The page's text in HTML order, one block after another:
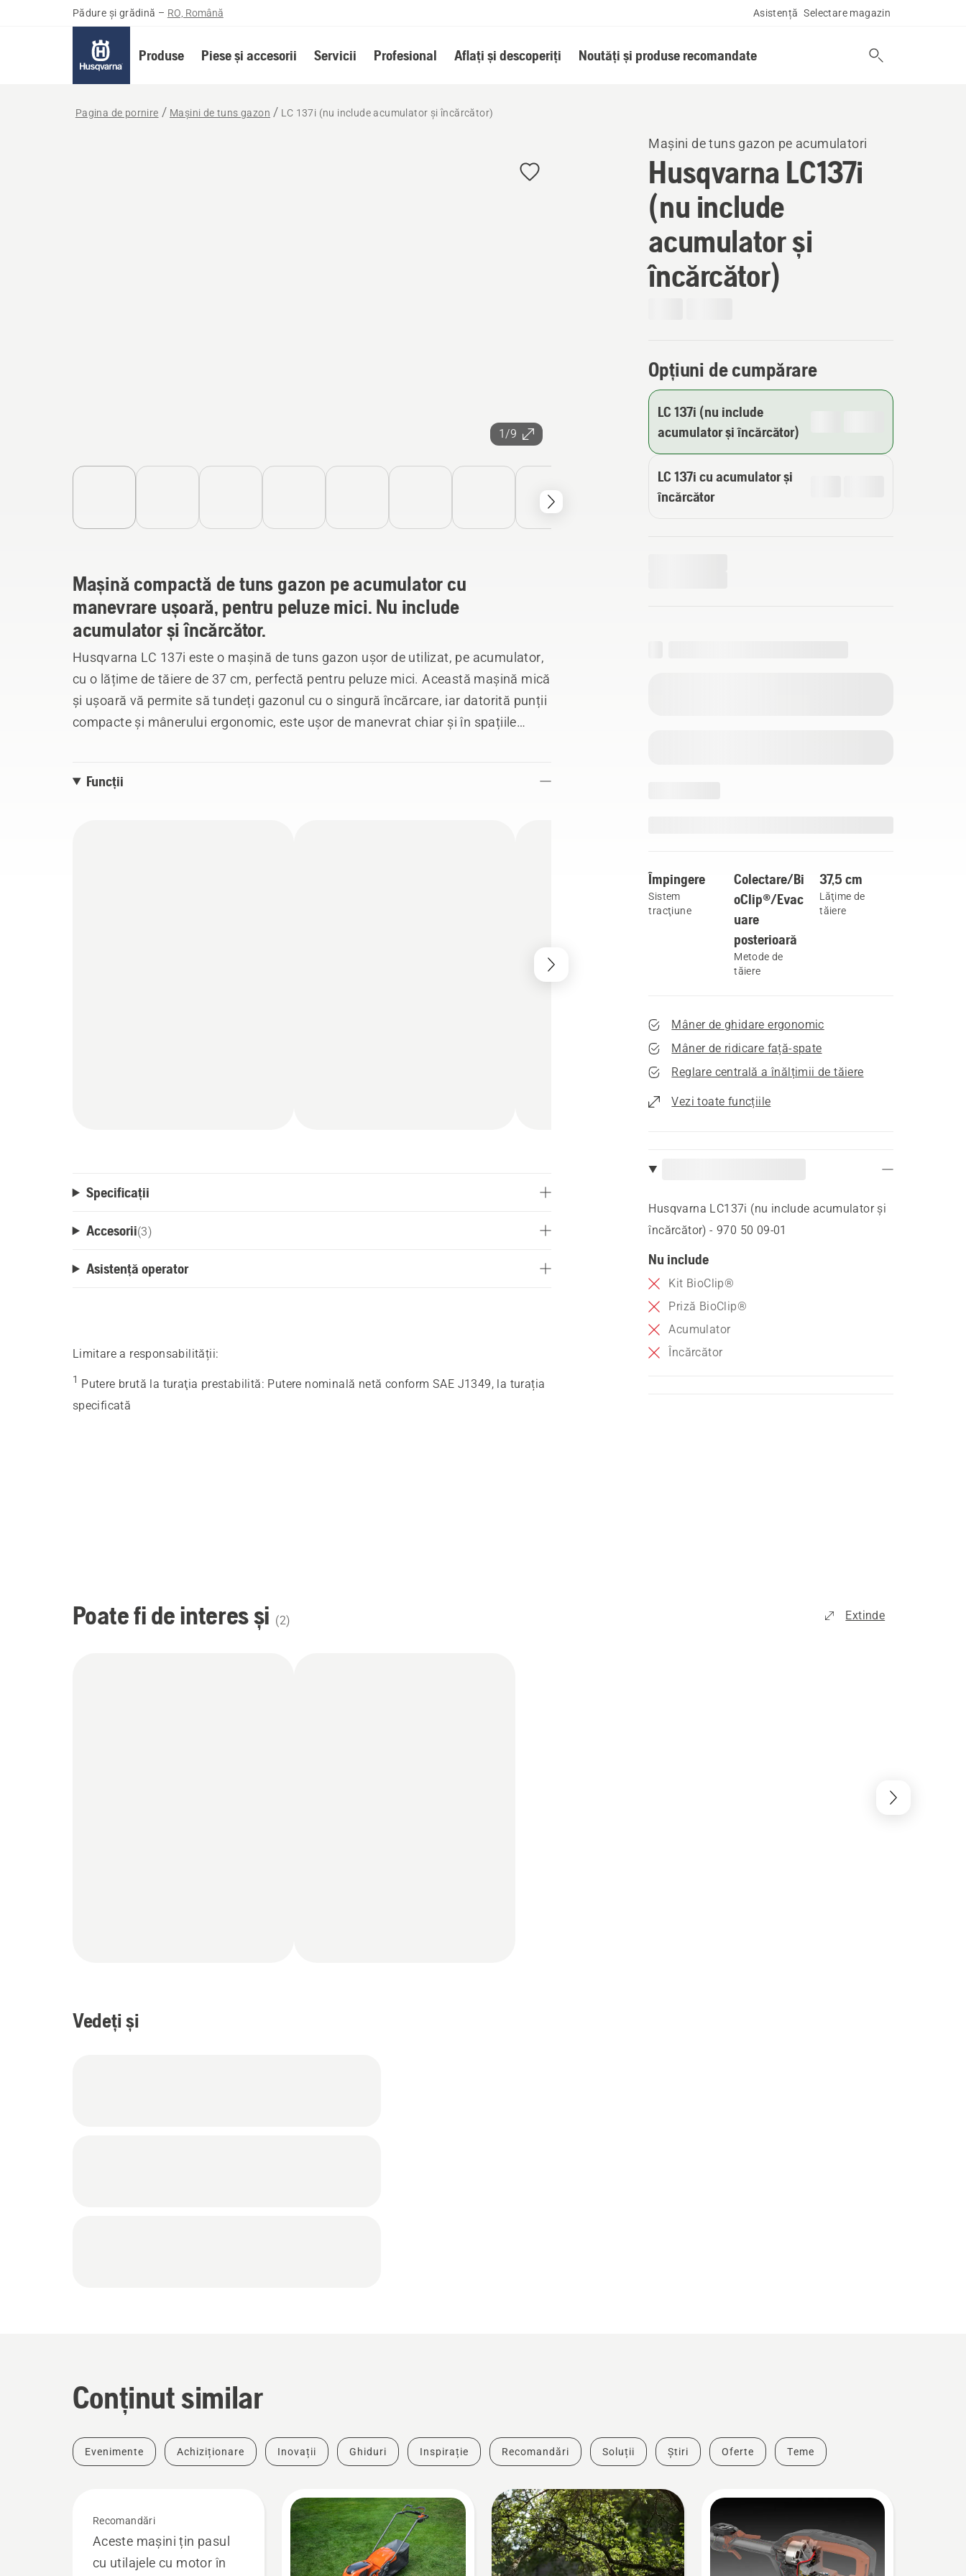
Pădure și grădină – RO, Română Asistență Selectare magazin
Produse Piese și accesorii Servicii Profesional Aflați și descoperiți Noutăți și produse recomandate
Pagina de pornire Mașini de tuns gazon LC 137i (nu include acumulator și încărcător)
1/9
Mașini de tuns gazon pe acumulatori
Husqvarna LC137i
(nu include
acumulator și
încărcător)
Opțiuni de cumpărare
LC 137i (nu include
acumulator și încărcător)
LC 137i cu acumulator și
încărcător
Împingere
Sistem
tracţiune
Colectare/Bi
oClip®/Evac
uare
posterioară
Metode de
tăiere
37,5 cm
Lăţime de
tăiere
Mâner de ghidare ergonomic
Mâner de ridicare față-spate
Reglare centrală a înălțimii de tăiere
Vezi toate funcțiile
Husqvarna LC137i (nu include acumulator și
încărcător) - 970 50 09‑01
Nu include
Kit BioClip®
Priză BioClip®
Acumulator
Încărcător
Mașină compactă de tuns gazon pe acumulator cu
manevrare ușoară, pentru peluze mici. Nu include
acumulator și încărcător.
Husqvarna LC 137i este o mașină de tuns gazon ușor de utilizat, pe acumulator,
cu o lățime de tăiere de 37 cm, perfectă pentru peluze mici. Această mașină mică
și ușoară vă permite să tundeți gazonul cu o singură încărcare, iar datorită punții
compacte și mânerului ergonomic, este ușor de manevrat chiar și în spațiile
când este strânsă. Compatibil cu sistemul de acumulatori Husqvarna de 36 V.
Funcții
Specificații
Accesorii(3)
Asistență operator
Limitare a responsabilității:
1 Putere brută la turaţia prestabilită: Putere nominală netă conform SAE J1349, la turația
specificată
Poate fi de interes și (2) Extinde
Vedeți și
Conținut similar
Evenimente Achiziționare Inovații Ghiduri Inspirație Recomandări Soluții Știri Oferte Teme
Recomandări
Aceste mașini țin pasul
cu utilajele cu motor în